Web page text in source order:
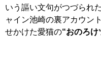
いう謳い文句がつづられ
ャイン池崎の裏アカウン
せかけた愛猫の“おのろけ